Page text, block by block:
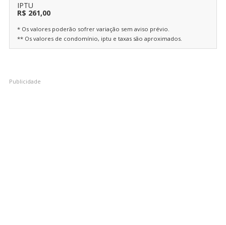
IPTU
R$ 261,00
* Os valores poderão sofrer variação sem aviso prévio.
** Os valores de condomínio, iptu e taxas são aproximados.